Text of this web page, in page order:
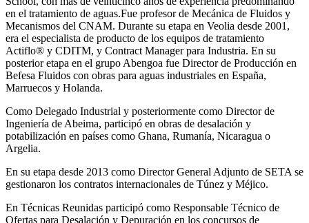
en el tratamiento de aguas.Fue profesor de Mecánica de Fluidos y
Mecanismos del CNAM. Durante su etapa en Veolia desde 2001,
era el especialista de producto de los equipos de tratamiento
Actiflo® y CDITM, y Contract Manager para Industria. En su
posterior etapa en el grupo Abengoa fue Director de Producción en
Befesa Fluidos con obras para aguas industriales en España,
Marruecos y Holanda.
Como Delegado Industrial y posteriormente como Director de
Ingeniería de Abeima, participó en obras de desalación y
potabilización en países como Ghana, Rumanía, Nicaragua o
Argelia.
En su etapa desde 2013 como Director General Adjunto de SETA se
gestionaron los contratos internacionales de Túnez y Méjico.
En Técnicas Reunidas participó como Responsable Técnico de
Ofertas para Desalación y Depuración en los concursos de